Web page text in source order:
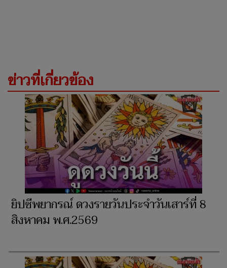
ข่าวที่เกี่ยวข้อง
ยิปซีพยากรณ์ ดวงรายวันประจำวันเสาร์ที่ 8
สิงหาคม พ.ศ.2569